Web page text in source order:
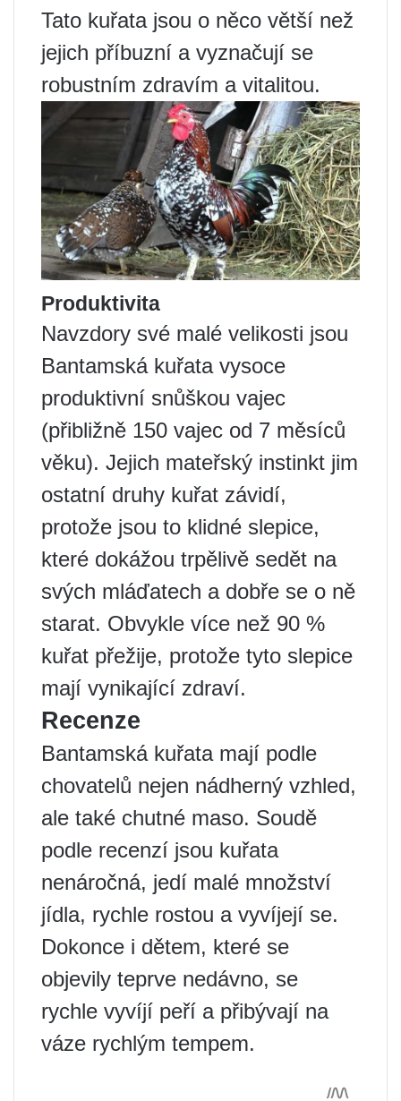
Tato kuřata jsou o něco větší než
jejich příbuzní a vyznačují se
robustním zdravím a vitalitou.
Produktivita
Navzdory své malé velikosti jsou
Bantamská kuřata vysoce
produktivní snůškou vajec
(přibližně 150 vajec od 7 měsíců
věku). Jejich mateřský instinkt jim
ostatní druhy kuřat závidí,
protože jsou to klidné slepice,
které dokážou trpělivě sedět na
svých mláďatech a dobře se o ně
starat. Obvykle více než 90 %
kuřat přežije, protože tyto slepice
mají vynikající zdraví.
Recenze
Bantamská kuřata mají podle
chovatelů nejen nádherný vzhled,
ale také chutné maso. Soudě
podle recenzí jsou kuřata
nenáročná, jedí malé množství
jídla, rychle rostou a vyvíjejí se.
Dokonce i dětem, které se
objevily teprve nedávno, se
rychle vyvíjí peří a přibývají na
váze rychlým tempem.